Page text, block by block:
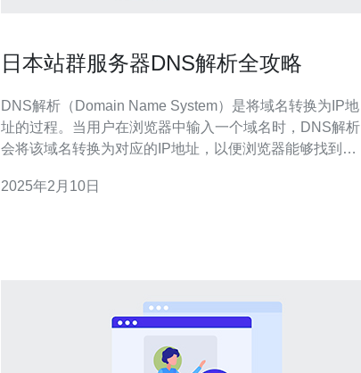
日本站群服务器DNS解析全攻略
DNS解析（Domain Name System）是将域名转换为IP地
址的过程。当用户在浏览器中输入一个域名时，DNS解析
会将该域名转换为对应的IP地址，以便浏览器能够找到对
要。它能够提供更稳定和快速的访问速度，改善用户体
2025年2月10日